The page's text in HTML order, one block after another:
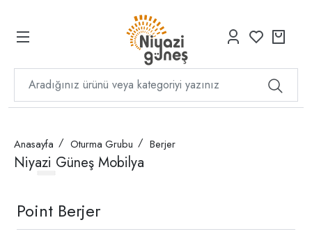
Anasayfa Oturma Grubu Berjer
Niyazi Güneş Mobilya
Point Berjer